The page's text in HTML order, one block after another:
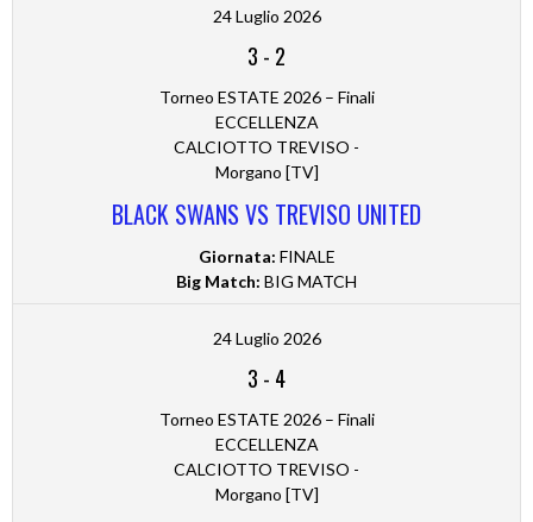
24 Luglio 2026
3 - 2
Torneo ESTATE 2026 – Finali
ECCELLENZA
CALCIOTTO TREVISO -
Morgano [TV]
BLACK SWANS VS TREVISO UNITED
Giornata: FINALE
Big Match: BIG MATCH
24 Luglio 2026
3 - 4
Torneo ESTATE 2026 – Finali
ECCELLENZA
CALCIOTTO TREVISO -
Morgano [TV]